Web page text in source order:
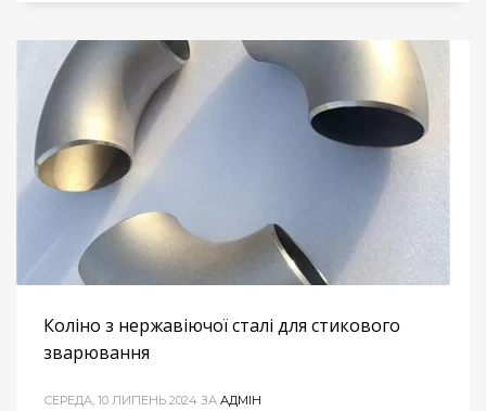
Коліно з нержавіючої сталі для стикового
зварювання
СЕРЕДА, 10 ЛИПЕНЬ 2024 ЗА АДМІН